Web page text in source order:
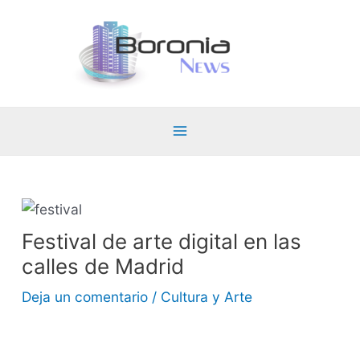
Festival de arte digital en las
calles de Madrid
Deja un comentario / Cultura y Arte